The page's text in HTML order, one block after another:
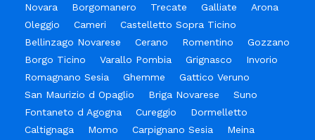
Novara
Borgomanero Trecate Galliate
Arona
Oleggio
Cameri
Castelletto Sopra Ticino
Bellinzago Novarese
Cerano Romentino
Gozzano
Borgo Ticino
Varallo Pombia Grignasco
Invorio
Romagnano Sesia
Ghemme
Gattico Veruno
San Maurizio d Opaglio
Briga Novarese
Suno
Fontaneto d Agogna
Cureggio
Dormelletto
Caltignaga
Momo Carpignano Sesia
Meina